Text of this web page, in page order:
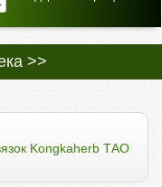
>>
Kongkaherb ТАО